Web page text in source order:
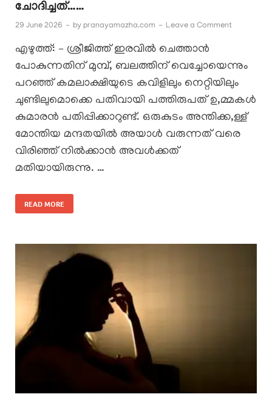
ചോദിച്ചത്……
29 June 2026 - by pranayamazha.com - Leave a Comment
എഴുത്ത്: – ശ്രീജിത്ത് ഇരവിൽ ചെത്താൻ
പോകുന്നതിന് മുമ്പ്, ബലത്തിന് വെച്ചോയെന്നും
പറഞ്ഞ് കമലാക്ഷിയുടെ കവിളിലും നെറ്റിയിലും
ചുണ്ടിലുമൊക്കെ പതിവായി പത്തിരുപത് ഉ,മ്മകൾ
കുമാരൻ പതിപ്പിക്കാറുണ്ട്. ഒരുകുടം അന്തിക്ക,ള്ള്
മോന്തിയ മന്ദതയിൽ അയാൾ വരുന്നത് വരെ
വിരിഞ്ഞ് നിൽക്കാൻ അവൾക്കത്
മതിയായിരുന്നു. …
READ MORE